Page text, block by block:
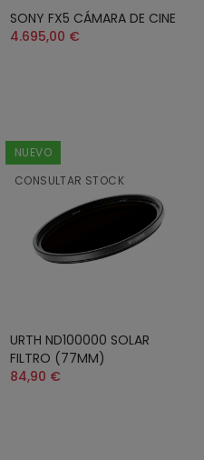
SONY FX5 CÁMARA DE CINE
4.695,00 €
NUEVO
CONSULTAR STOCK
URTH ND100000 SOLAR
FILTRO (77MM)
84,90 €